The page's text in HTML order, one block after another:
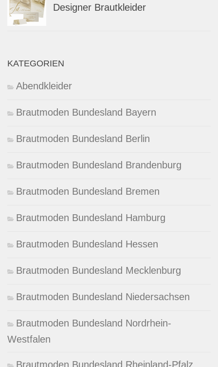
Designer Brautkleider
KATEGORIEN
Abendkleider
Brautmoden Bundesland Bayern
Brautmoden Bundesland Berlin
Brautmoden Bundesland Brandenburg
Brautmoden Bundesland Bremen
Brautmoden Bundesland Hamburg
Brautmoden Bundesland Hessen
Brautmoden Bundesland Mecklenburg
Brautmoden Bundesland Niedersachsen
Brautmoden Bundesland Nordrhein-
Westfalen
Brautmoden Bundesland Rheinland-Pfalz